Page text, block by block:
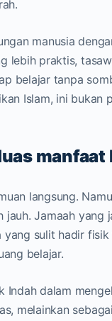
manusia
lebih praktis,
belajar tanpa
Islam, ini bukan
manfaat
langsung.
Jamaah yang
yang sulit hadir
belajar.
Indah dalam
melainkan